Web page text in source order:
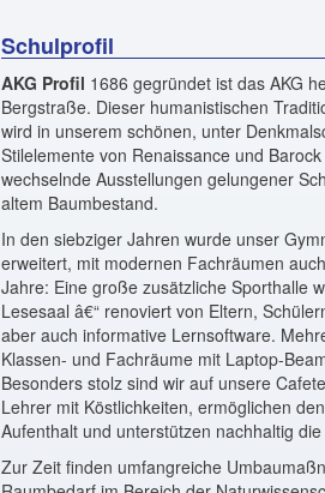
Schulprofil
AKG Profil 1686 gegründet ist das AKG
Bergstraße. Dieser humanistischen
wird in unserem schönen, unter
Stilelemente von Renaissance und
wechselnde Ausstellungen gelungener
altem Baumbestand.
In den siebziger Jahren wurde unser
erweitert, mit modernen Fachräumen
Jahre: Eine große zusätzliche Sporthalle
Lesesaal â€“ renoviert von Eltern,
aber auch informative Lernsoftware.
Klassen- und Fachräume mit Laptop-
Besonders stolz sind wir auf unsere
Lehrer mit Köstlichkeiten, ermöglichen
Aufenthalt und unterstützen nachhaltig
Zur Zeit finden umfangreiche